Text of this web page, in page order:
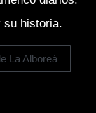
su historia.
La Alboreá